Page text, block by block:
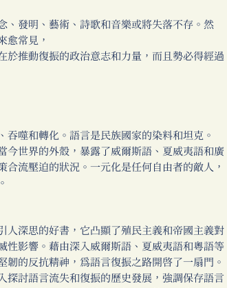
、發明、藝術、詩歌和音樂或將失落不存。然
愈常見，
於推動復振的政治意志和力量，而且勢必得經過
吞噬和轉化。語言是民族國家的染料和坦克。
今世界的外殼，暴露了威爾斯語、夏威夷語和廣
合流壓迫的狀況。一元化是任何自由者的敵人，
人深思的好書，它凸顯了殖民主義和帝國主義對
性影響。藉由深入威爾斯語、夏威夷語和粵語等
韌的反抗精神，為語言復振之路開啟了一扇門。
探討語言流失和復振的歷史發展，強調保存語言